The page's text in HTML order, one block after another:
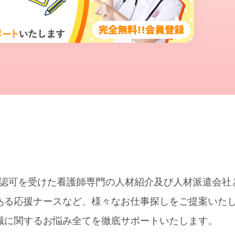
可を受けた看護師専門の人材紹介及び人材派遣会
応援ナースなど、様々なお仕事探しをご提案いた
関するお悩み全てを徹底サポートいたします。